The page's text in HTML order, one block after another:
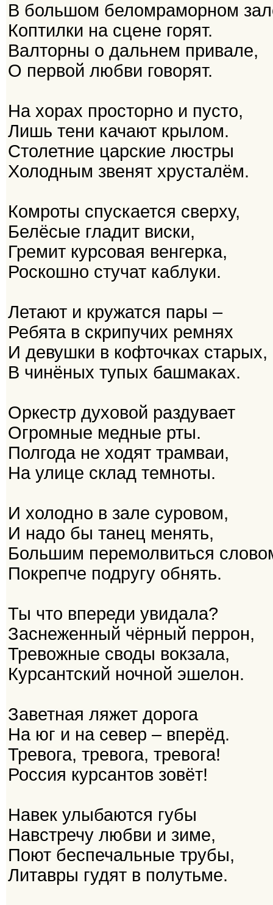
В большом беломраморном
Коптилки на сцене горят.
Валторны о дальнем привале,
О первой любви говорят.
На хорах просторно и пусто,
Лишь тени качают крылом.
Столетние царские люстры
Холодным звенят хрусталём.
Комроты спускается сверху,
Белёсые гладит виски,
Гремит курсовая венгерка,
Роскошно стучат каблуки.
Летают и кружатся пары –
Ребята в скрипучих ремнях
И девушки в кофточках старых,
В чинёных тупых башмаках.
Оркестр духовой раздувает
Огромные медные рты.
Полгода не ходят трамваи,
На улице склад темноты.
И холодно в зале суровом,
И надо бы танец менять,
Большим перемолвиться
Покрепче подругу обнять.
Ты что впереди увидала?
Заснеженный чёрный перрон,
Тревожные своды вокзала,
Курсантский ночной эшелон.
Заветная ляжет дорога
На юг и на север – вперёд.
Тревога, тревога, тревога!
Россия курсантов зовёт!
Навек улыбаются губы
Навстречу любви и зиме,
Поют беспечальные трубы,
Литавры гудят в полутьме.